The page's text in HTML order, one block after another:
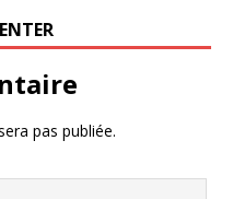
pas publiée.